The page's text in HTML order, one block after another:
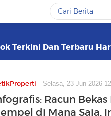
Terkini Dan Terbaru
Selasa, 23 Jun 2026
Racun Bekas
di Mana Saja,